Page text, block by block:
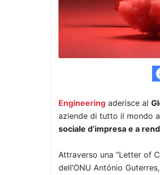
Engineering aderisce al
aziende di tutto il mondo
sociale d’impresa e a
Attraverso una “Letter of
dell’ONU António